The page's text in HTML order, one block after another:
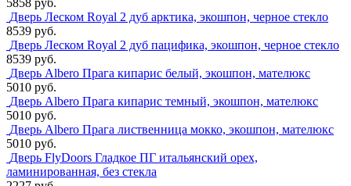
5858 руб.
Дверь Леском Royal 2 дуб арктика, экошпон, черное стекло
8539 руб.
Дверь Леском Royal 2 дуб пацифика, экошпон, черное стекло
8539 руб.
Дверь Albero Прага кипарис белый, экошпон, мателюкс
5010 руб.
Дверь Albero Прага кипарис темный, экошпон, мателюкс
5010 руб.
Дверь Albero Прага лиственница мокко, экошпон, мателюкс
5010 руб.
Дверь FlyDoors Гладкое ПГ итальянский орех,
ламинированная, без стекла